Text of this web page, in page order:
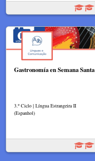
Gastronomía en Semana Santa
3.º Ciclo | Língua Estrangeira II
(Espanhol)